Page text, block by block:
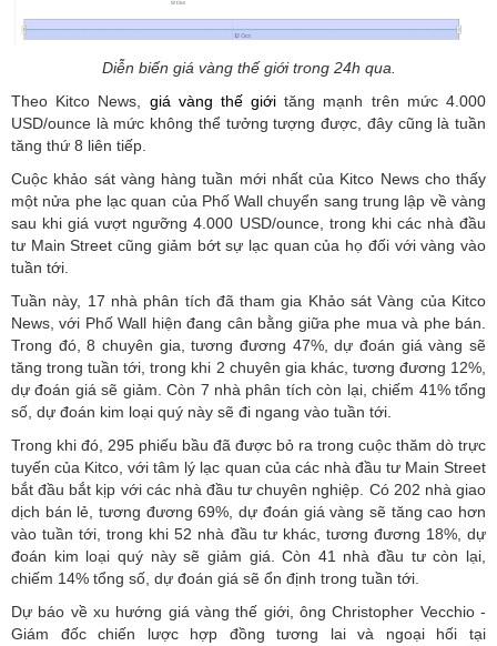
Diễn biến giá vàng thế giới trong 24h qua.
Theo Kitco News, giá vàng thế giới tăng mạnh trên mức 4.000
USD/ounce là mức không thể tưởng tượng được, đây cũng là tuần
tăng thứ 8 liên tiếp.
Cuộc khảo sát vàng hàng tuần mới nhất của Kitco News cho thấy
một nửa phe lạc quan của Phố Wall chuyển sang trung lập về vàng
sau khi giá vượt ngưỡng 4.000 USD/ounce, trong khi các nhà đầu
tư Main Street cũng giảm bớt sự lạc quan của họ đối với vàng vào
tuần tới.
Tuần này, 17 nhà phân tích đã tham gia Khảo sát Vàng của Kitco
News, với Phố Wall hiện đang cân bằng giữa phe mua và phe bán.
Trong đó, 8 chuyên gia, tương đương 47%, dự đoán giá vàng sẽ
tăng trong tuần tới, trong khi 2 chuyên gia khác, tương đương 12%,
dự đoán giá sẽ giảm. Còn 7 nhà phân tích còn lại, chiếm 41% tổng
số, dự đoán kim loại quý này sẽ đi ngang vào tuần tới.
Trong khi đó, 295 phiếu bầu đã được bỏ ra trong cuộc thăm dò trực
tuyến của Kitco, với tâm lý lạc quan của các nhà đầu tư Main Street
bắt đầu bắt kịp với các nhà đầu tư chuyên nghiệp. Có 202 nhà giao
dịch bán lẻ, tương đương 69%, dự đoán giá vàng sẽ tăng cao hơn
vào tuần tới, trong khi 52 nhà đầu tư khác, tương đương 18%, dự
đoán kim loại quý này sẽ giảm giá. Còn 41 nhà đầu tư còn lại,
chiếm 14% tổng số, dự đoán giá sẽ ổn định trong tuần tới.
Dự báo về xu hướng giá vàng thế giới, ông Christopher Vecchio -
Giám đốc chiến lược hợp đồng tương lai và ngoại hối tại